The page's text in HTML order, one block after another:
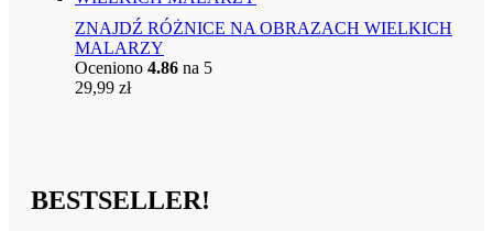
ZNAJDŹ RÓŻNICE NA OBRAZACH WIELKICH
MALARZY
Oceniono 4.86 na 5
29,99 zł
BESTSELLER!